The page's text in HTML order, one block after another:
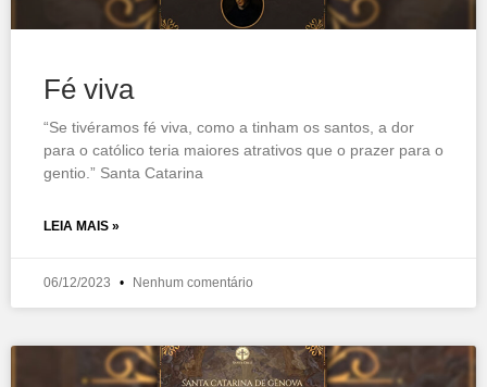
Fé viva
“Se tivéramos fé viva, como a tinham os santos, a dor
para o católico teria maiores atrativos que o prazer para o
gentio.” Santa Catarina
LEIA MAIS »
06/12/2023 Nenhum comentário